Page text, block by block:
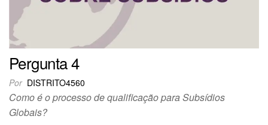
Pergunta 4
Por DISTRITO4560
Como é o processo de qualificação para Subsídios
Globais?